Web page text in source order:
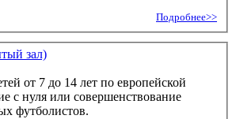
Подробнее>>
зал)
от 7 до 14 лет по европейской
с нуля или совершенствование
футболистов.